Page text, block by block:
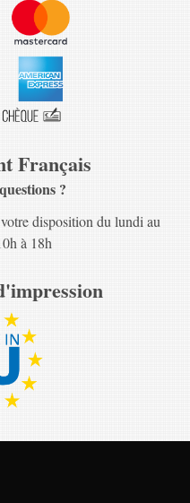
Français
?
disposition du lundi au
à 18h